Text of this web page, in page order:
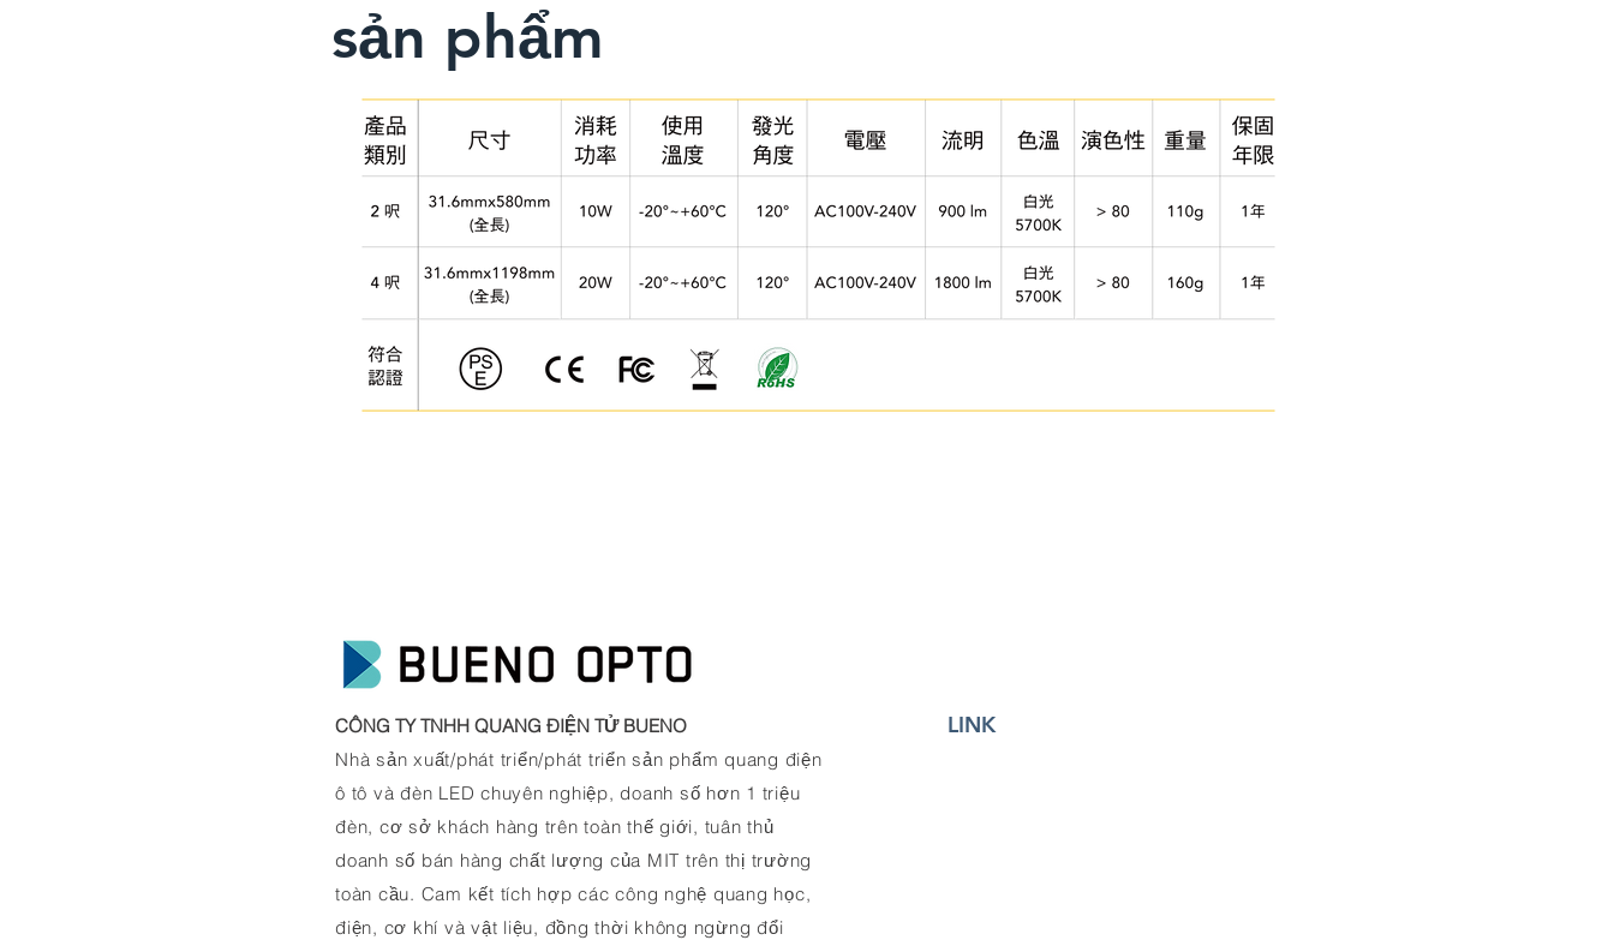
sản phẩm
CÔNG TY TNHH QUANG ĐIỆN TỬ BUENO
Nhà sản xuất/phát triển/phát triển sản phẩm quang điện
ô tô và đèn LED chuyên nghiệp, doanh số hơn 1 triệu
đèn, cơ sở khách hàng trên toàn thế giới, tuân thủ
doanh số bán hàng chất lượng của MIT trên thị trường
toàn cầu. Cam kết tích hợp các công nghệ quang học,
điện, cơ khí và vật liệu, đồng thời không ngừng đổi
LINK